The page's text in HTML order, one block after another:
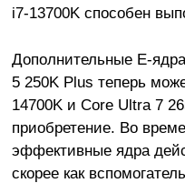
i7-13700K способен
Дополнительные E-
5 250K Plus теперь
14700K и Core Ultra 7
приобретение. Во
эффективные ядра
скорее как